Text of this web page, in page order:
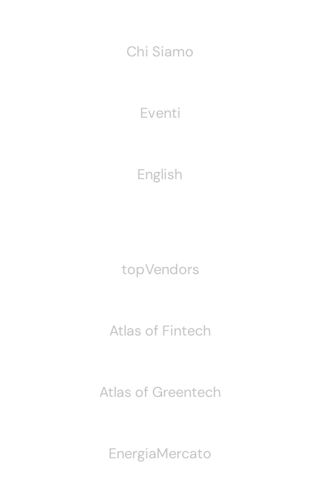
Chi Siamo
Eventi
English
topVendors
Atlas of Fintech
Atlas of Greentech
EnergiaMercato